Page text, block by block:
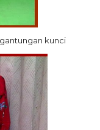
gantungan kunci